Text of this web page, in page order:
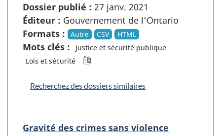
Dossier publié : 27 janv. 2021
Éditeur : Gouvernement de l'Ontario
Formats :
Autre CSV HTML
Mots clés :
Justice et sécurité publique
Lois et sécurité
Recherchez des dossiers similaires
Gravité des crimes sans violence